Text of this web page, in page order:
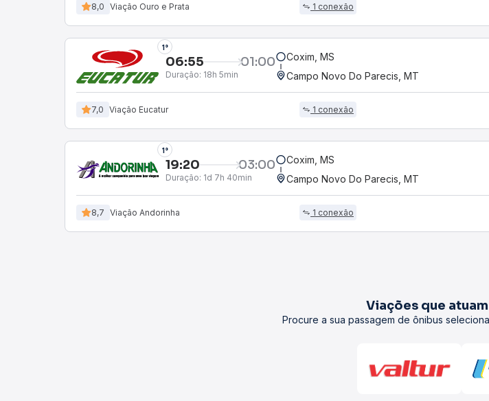
8,0 Viação Ouro e Prata 1 conexão
1°
06:55 01:00
Duração: 18h 5min
Coxim, MS
Campo Novo Do Parecis, MT
7,0 Viação Eucatur 1 conexão
1°
19:20 03:00
Duração: 1d 7h 40min
Coxim, MS
Campo Novo Do Parecis, MT
8,7 Viação Andorinha 1 conexão
Viações que
Procure a sua passagem de ônibus